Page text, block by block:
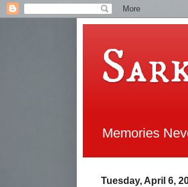
Memories
Tuesday, April 6,